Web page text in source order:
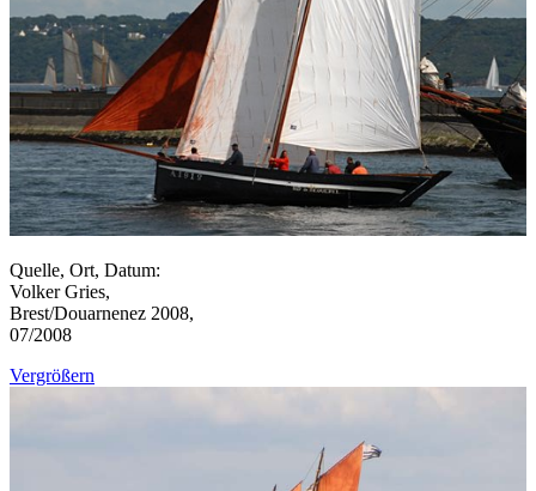
Quelle, Ort, Datum:
Volker Gries,
Brest/Douarnenez 2008,
07/2008
Vergrößern